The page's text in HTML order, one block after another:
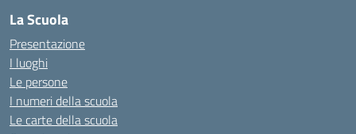
La Scuola
Presentazione
I luoghi
Le persone
I numeri della scuola
Le carte della scuola